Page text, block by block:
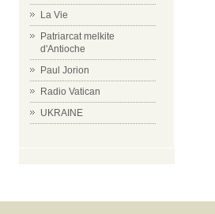
La Vie
Patriarcat melkite
d'Antioche
Paul Jorion
Radio Vatican
UKRAINE